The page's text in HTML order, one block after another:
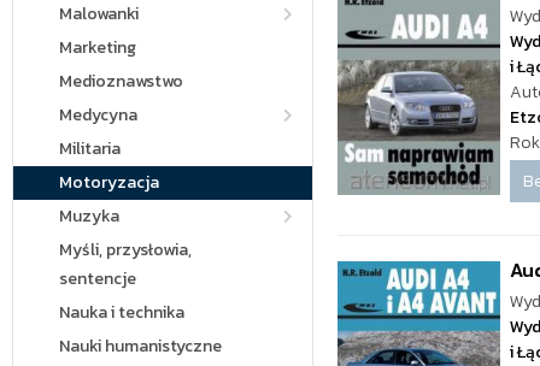
Malowanki
Marketing
Medioznawstwo
Medycyna
Militaria
Motoryzacja
Muzyka
Myśli, przysłowia,
sentencje
Nauka i technika
Nauki humanistyczne
i
i